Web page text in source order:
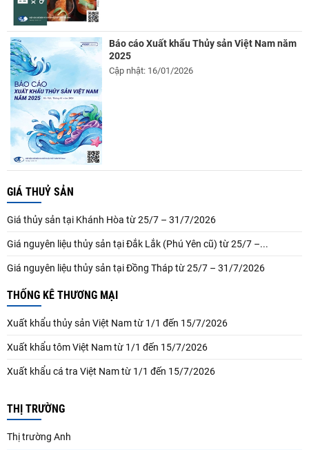
Báo cáo Xuất khẩu Thủy sản Việt Nam năm
2025
Cập nhật: 16/01/2026
GIÁ THUỶ SẢN
Giá thủy sản tại Khánh Hòa từ 25/7 – 31/7/2026
Giá nguyên liệu thủy sản tại Đắk Lắk (Phú Yên cũ) từ 25/7 –...
Giá nguyên liệu thủy sản tại Đồng Tháp từ 25/7 – 31/7/2026
THỐNG KÊ THƯƠNG MẠI
Xuất khẩu thủy sản Việt Nam từ 1/1 đến 15/7/2026
Xuất khẩu tôm Việt Nam từ 1/1 đến 15/7/2026
Xuất khẩu cá tra Việt Nam từ 1/1 đến 15/7/2026
THỊ TRƯỜNG
Thị trường Anh